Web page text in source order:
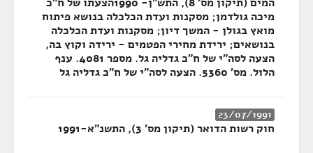
מיכה גולדמן; מסקנות ועדת הכלכלה בנושא פיתוח
מואץ בגולן - המשך דיון; מסקנות ועדת הכלכלה
בנושאים; ירידת מחירי הפטמים - ירידה וקוץ בה,
הצעה לסה"י של ח"כ גדליה גל. מספר 4081. ענף
הלול. מס' 5360. הצעה לסה"י של ח"כ גדליה גל
23/07/1991
חוק רשות הדואר (תיקון מס' 3), התשנ"א-1991